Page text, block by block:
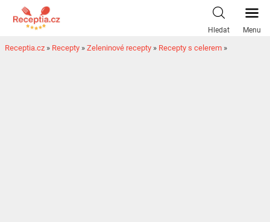
Hledat Menu
Receptia.cz » Recepty » Zeleninové recepty » Recepty s celerem »